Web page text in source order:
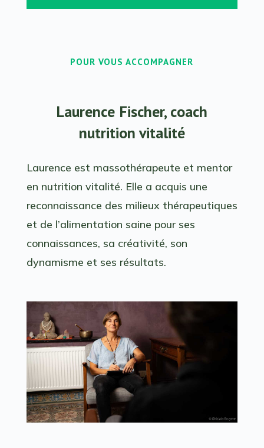
POUR VOUS ACCOMPAGNER
Laurence Fischer, coach
nutrition vitalité
Laurence est massothérapeute et mentor
en nutrition vitalité. Elle a acquis une
reconnaissance des milieux thérapeutiques
et de l’alimentation saine pour ses
connaissances, sa créativité, son
dynamisme et ses résultats.